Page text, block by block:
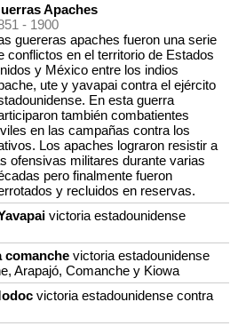
Apaches
- 1900
guereras apaches fueron una serie
conflictos en el territorio de Estados
y México entre los indios
ute y yavapai contra el ejército
En esta guerra
también combatientes
en las campañas contra los
Los apaches lograron resistir a
ofensivas militares durante varias
pero finalmente fueron
y recluidos en reservas.
victoria estadounidense
comanche victoria estadounidense
Arapajó, Comanche y Kiowa
victoria estadounidense contra